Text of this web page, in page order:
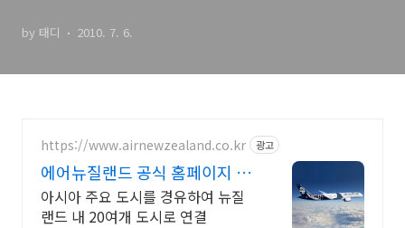
by 태디 2010. 7. 6.
https://www.airnewzealand.co.kr 광고
에어뉴질랜드 공식 홈페이지 항
공권 예약 및 여행 정보
아시아 주요 도시를 경유하여 뉴질
랜드 내 20여개 도시로 연결